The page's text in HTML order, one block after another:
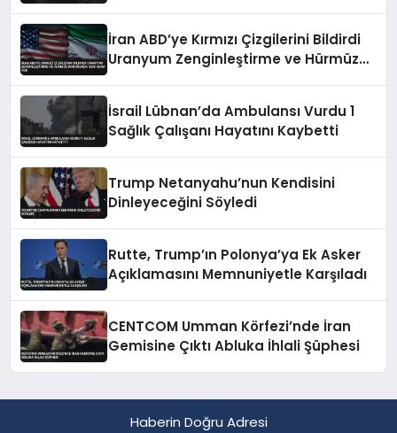
İran ABD’ye Kırmızı Çizgilerini Bildirdi
Uranyum Zenginleştirme ve Hürmüz
İsrail Lübnan’da Ambulansı Vurdu 1
Sağlık Çalışanı Hayatını Kaybetti
Trump Netanyahu’nun Kendisini
Dinleyeceğini Söyledi
Rutte, Trump’ın Polonya’ya Ek Asker
Açıklamasını Memnuniyetle Karşıladı
CENTCOM Umman Körfezi’nde İran
Gemisine Çıktı Abluka İhlali Şüphesi
Haberin Doğru Adresi